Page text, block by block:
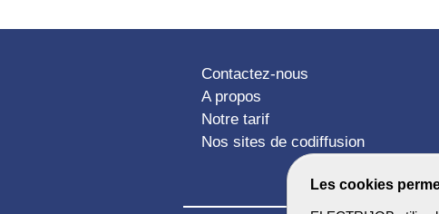
Les cookies
Contactez-nous
A propos
Notre tarif
Nos sites de codiffusion